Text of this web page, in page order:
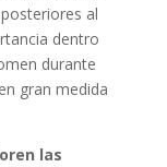
al
dentro
durante
gran medida
las